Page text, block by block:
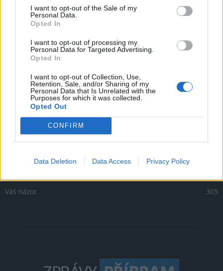
I want to opt-out of the Sale of my
Personal Data.
Opted In
I want to opt-out of processing my
Personal Data for Targeted Advertising.
Opted In
I want to opt-out of Collection, Use,
Retention, Sale, and/or Sharing of my
Personal Data that Is Unrelated with the
Purposes for which it was collected.
Opted Out
CONFIRM
Data Deletion Data Access Privacy Policy
Trhovkách lehl popelem
8. 7. 2023
OBLÍBENÉ KATEGORIE
Sport
O čem se mluví
Rožmitálsko
Váš názor
305